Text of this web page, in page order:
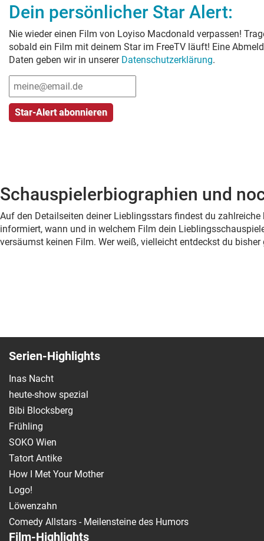
Dein persönlicher Star Alert:
Nie wieder einen Film von Loyiso Macdonald verpassen!
sobald ein Film mit deinem Star im FreeTV läuft! Eine
Daten geben wir in unserer Datenschutzerklärung.
Schauspielerbiographien und
Auf den Detailseiten deiner Lieblingsstars findest du
informiert, wann und in welchem Film dein
versäumst keinen Film. Wer weiß, vielleicht entdeckst du
Serien-Highlights
Inas Nacht
heute-show spezial
Bibi Blocksberg
Frühling
SOKO Wien
Tatort Antike
How I Met Your Mother
Logo!
Löwenzahn
Comedy Allstars - Meilensteine des Humors
Film-Highlights